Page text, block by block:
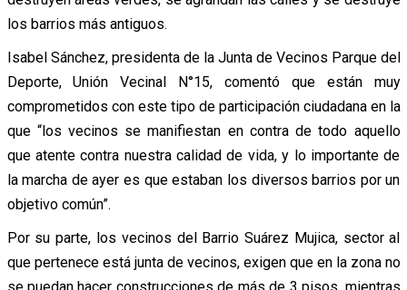
los barrios más antiguos.
Isabel Sánchez, presidenta de la Junta de Vecinos Parque del
Deporte, Unión Vecinal N°15, comentó que están muy
comprometidos con este tipo de participación ciudadana en la
que “los vecinos se manifiestan en contra de todo aquello
que atente contra nuestra calidad de vida, y lo importante de
la marcha de ayer es que estaban los diversos barrios por un
objetivo común”.
Por su parte, los vecinos del Barrio Suárez Mujica, sector al
que pertenece está junta de vecinos, exigen que en la zona no
se puedan hacer construcciones de más de 3 pisos, mientras